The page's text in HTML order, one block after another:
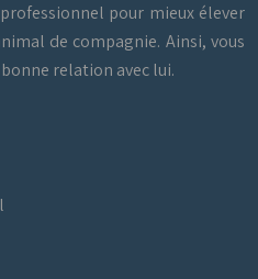
pour mieux élever
de compagnie. Ainsi, vous
relation avec lui.